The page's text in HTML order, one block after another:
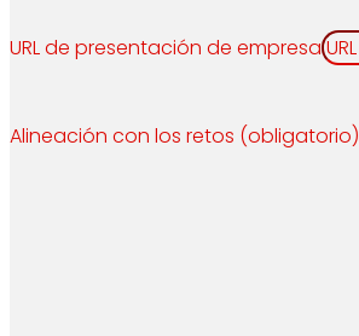
URL de presentación de empresa
Alineación con los retos (obligatorio)